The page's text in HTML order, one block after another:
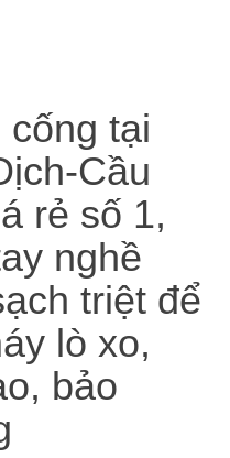
cống tại
Cầu
rẻ số 1,
nghề
triệt để
lò xo,
bảo